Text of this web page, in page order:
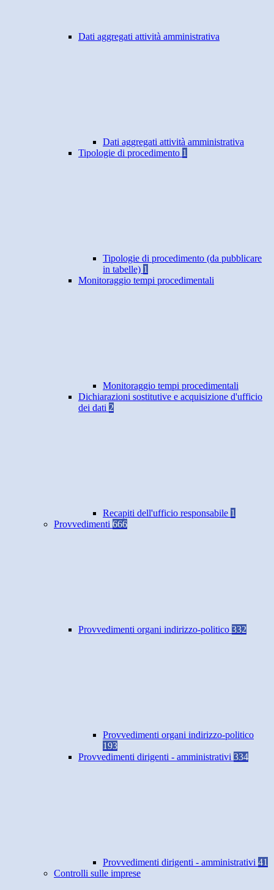
Dati aggregati attività amministrativa
Dati aggregati attività amministrativa
Tipologie di procedimento 1
Tipologie di procedimento (da pubblicare
in tabelle) 1
Monitoraggio tempi procedimentali
Monitoraggio tempi procedimentali
Dichiarazioni sostitutive e acquisizione d'ufficio
dei dati 2
Recapiti dell'ufficio responsabile 1
Provvedimenti 666
Provvedimenti organi indirizzo-politico 332
Provvedimenti organi indirizzo-politico
193
Provvedimenti dirigenti - amministrativi 334
Provvedimenti dirigenti - amministrativi 41
Controlli sulle imprese